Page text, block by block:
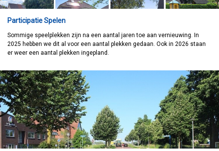
Participatie Spelen
Sommige speelplekken zijn na een aantal jaren toe aan vernieuwing. In
2025 hebben we dit al voor een aantal plekken gedaan. Ook in 2026 staan
er weer een aantal plekken ingepland.